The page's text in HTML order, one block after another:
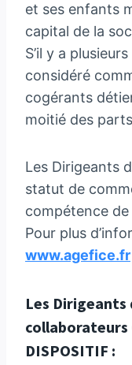
et ses enfants
capital de la
S’il y a
considéré
cogérants
moitié des
Les Dirigeants
statut de
compétence de
Pour plus
www.agefice.fr
Les Dirigeants
collaborateurs
DISPOSITIF :